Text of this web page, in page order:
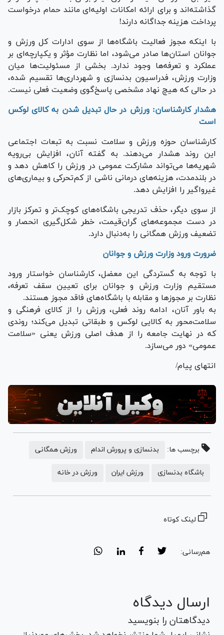
گذاشته‌اند و برای ارائه امکانات اولیه‌ای مانند حمام درخواست
پرداخت هزینه جداگانه دارند!
با اینکه مجوز فعالیت باشگاه‌ها از سوی ادارات کل ورزش و
جوانان استان‌ها صادر می‌شود، اما نظارت مؤثر و یکپارچه‌ای بر
عملکرد و تعرفه‌ها وجود ندارد. بخشی از مسئولیت‌ها میان
وزارت ورزش، فدراسیون بدنسازی و شهرداری‌ها تقسیم شده،
در حالی که هیچ نهاد مشخصی پاسخ‌گوی وضعیت فعلی نیست.
هشدار کارشناسان: ورزش در حال تبدیل شدن به کالای لوکس
است
کارشناسان حوزه ورزش و سلامت نسبت به تبعات اجتماعی
این روند هشدار می‌دهند. به گفته آنان، افزایش بی‌رویه
شهریه‌ها می‌تواند مشارکت عمومی در ورزش را کاهش دهد و
در بلندمدت، هزینه‌های درمانی ناشی از کم‌تحرکی و بیماری‌های
غیرواگیر را افزایش دهد.
از سوی دیگر، حذف تدریجی باشگاه‌های کوچک‌تر و تمرکز بازار
در دست مجموعه‌های گران‌قیمت، خطر شکل‌گیری انحصار و
تضعیف ورزش همگانی را به‌دنبال دارد.
ضرورت ورود وزارت ورزش و جوانان
با توجه به گستردگی این معضل، کارشناسان خواستار ورود
مستقیم وزارت ورزش و جوانان برای تعیین سقف تعرفه،
نظارت بر مجوز‌ها و مقابله با باشگاه‌های فاقد مجوز هستند.
به باور آنان، ادامه روند فعلی، ورزش را از کالای فرهنگی و
سلامت‌محور به کالایی لوکس و طبقاتی تبدیل می‌کند؛ روندی
که در نهایت جامعه را از هدف اصلی ورزش یعنی «سلامت
عمومی» دور می‌سازد.
انتهای پیام/
برچسب ها: بدنسازی و پرورش اندام ورزش همگانی
باشگاه بدنسازی ورزش ایران ورزش در خانه
لینک کوتاه
هم‌رسانی:
ارسال دیدگاه
دیدگاهتان را بنویسید